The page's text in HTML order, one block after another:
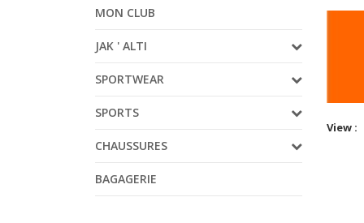
MON CLUB
JAK ' ALTI
SPORTWEAR
SPORTS
CHAUSSURES
BAGAGERIE
View :